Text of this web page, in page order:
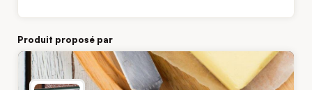
Produit proposé par